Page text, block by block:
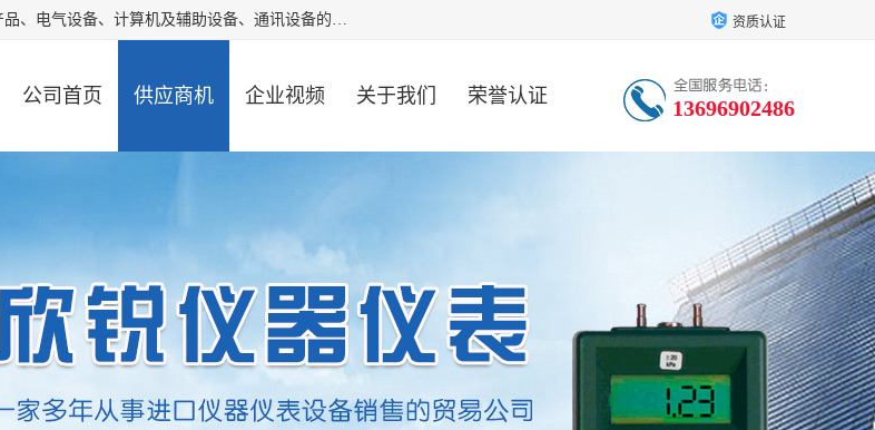
厦门欣锐仪器仪表有限公司成立于2006年，位于厦门市湖里区。公司主营五金产品、电气设备、计算机及辅助设备、通讯设备的批发与零售，同时涉及乐器、照相器材等文化用品的销售。此外，公司还提供通用设备、电气设备、仪器仪表的修理服务，以及信息系统集成、信息技术咨询、数据处理和存储等技术支持。公司致力于为客户提供全面的产品和服务，满足多样化的市场需求。 资质认证
公司首页 供应商机 企业视频 关于我们 荣誉认证 13696902486